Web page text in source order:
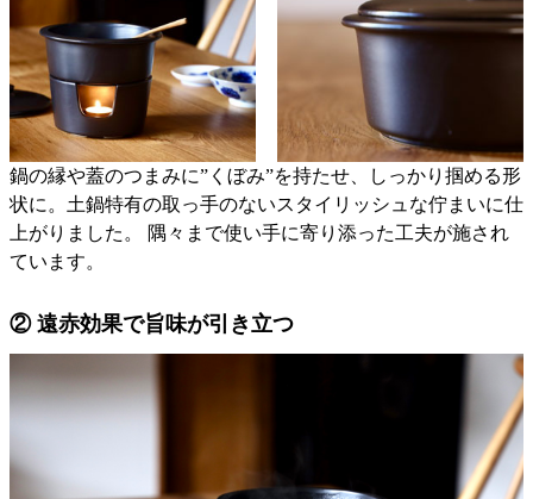
鍋の縁や蓋のつまみに”くぼみ”を持たせ、しっかり掴める形
状に。土鍋特有の取っ手のないスタイリッシュな佇まいに仕
上がりました。 隅々まで使い手に寄り添った工夫が施され
ています。
② 遠赤効果で旨味が引き立つ